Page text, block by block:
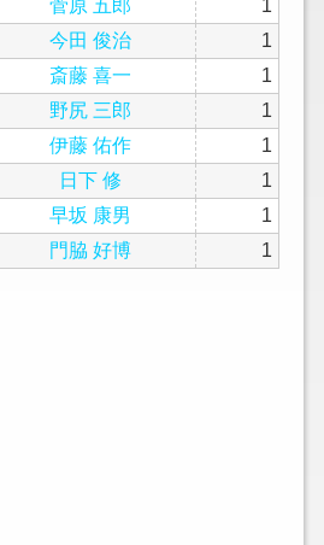
菅原 五郎
1
今田 俊治
1
斎藤 喜一
1
野尻 三郎
1
伊藤 佑作
1
日下 修
1
早坂 康男
1
門脇 好博 1